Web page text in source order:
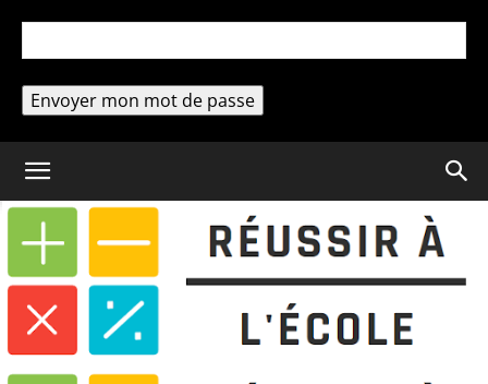
Coloriage Exercices Anglais 6eme
Exercices Anglais 6eme